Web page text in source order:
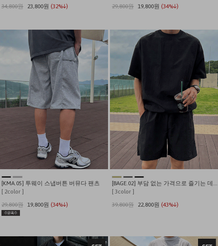
34,800원
23,800원 (32%↓)
29,800원 19,800원 (34%↓)
[KMA.05] 투웨이 스냅버튼 버뮤다 팬츠
[ 2color ]
29,800원 19,800원 (34%↓)
[BAGE.02] 부담 없는 가격으로 즐기는 데일리 나일론 셋업.
[ 3color ]
39,800원
22,800원 (43%↓)